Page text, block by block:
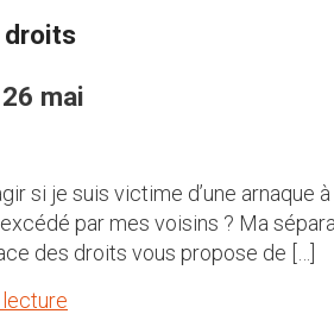
droits
mai
si je suis victime d’une arnaque
par mes voisins ? Ma
des droits vous propose de […]